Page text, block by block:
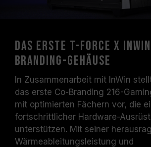
Das erste T-FORCE x
Branding-Gehäuse
In Zusammenarbeit mit InWin
das erste Co-Branding 216-
mit optimierten Fächern vor, die
fortschrittlicher Hardware-
unterstützen. Mit seiner
Wärmeableitungsleistung und